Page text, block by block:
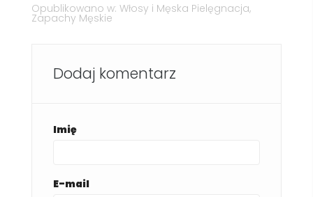
Opublikowano w: Włosy i Męska Pielęgnacja,
Zapachy Męskie
Dodaj komentarz
Imię
E-mail